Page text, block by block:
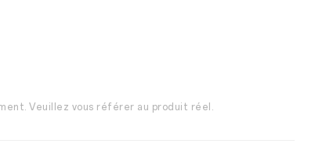
Veuillez vous référer au produit réel.